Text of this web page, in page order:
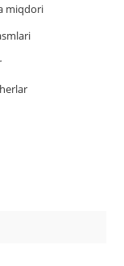
miqdori